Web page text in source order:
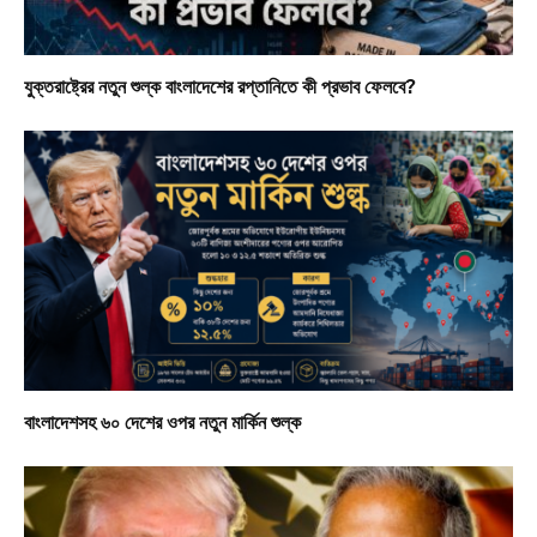
যুক্তরাষ্ট্রের নতুন শুল্ক বাংলাদেশের রপ্তানিতে কী প্রভাব ফেলবে?
বাংলাদেশসহ ৬০ দেশের ওপর নতুন মার্কিন শুল্ক